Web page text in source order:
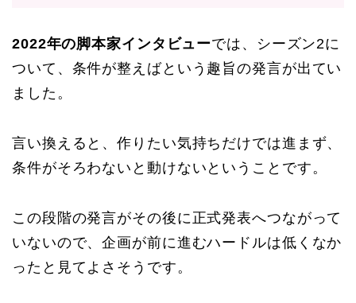
2022年の脚本家インタビューでは、シーズン2に
ついて、条件が整えばという趣旨の発言が出てい
ました。
言い換えると、作りたい気持ちだけでは進まず、
条件がそろわないと動けないということです。
この段階の発言がその後に正式発表へつながって
いないので、企画が前に進むハードルは低くなか
ったと見てよさそうです。